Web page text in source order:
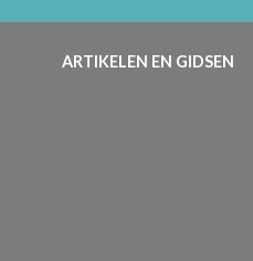
ARTIKELEN EN GIDSEN